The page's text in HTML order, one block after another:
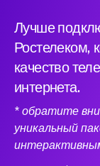
Лучше
Ростелеком,
качество
интернета.
* обратите
уникальный